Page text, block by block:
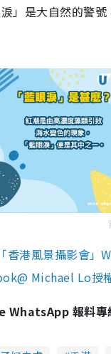
」是大自然的警
香港風景攝影會」
Michael Lo授
WhatsApp 報料專